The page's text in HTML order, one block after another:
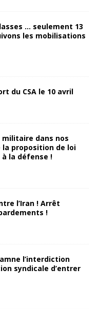
… seulement 13
les mobilisations
du CSA le 10 avril
militaire dans nos
la proposition de loi
à la défense !
l’Iran ! Arrêt
!
l’interdiction
syndicale d’entrer